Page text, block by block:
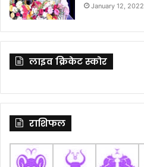
January 12, 2022
लाइव क्रिकेट स्कोर
राशिफल